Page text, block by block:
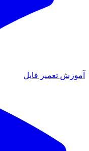
آموزش تعمیر فایل